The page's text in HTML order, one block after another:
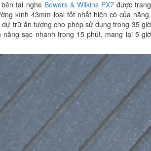
tai nghe Bowers & Wilkins PX7được trang
kính 43mm loại tốt nhất hiện có của hãng.
trữ ấn tượng cho phép sử dụng trong 35 giờ
sạc nhanh trong 15 phút, mang lại 5 giờ